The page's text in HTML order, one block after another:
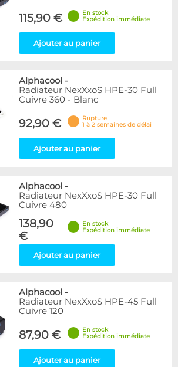
115,90 €
En stock
Expédition immédiate
Ajouter au panier
Alphacool -
Radiateur NexXxoS HPE-30 Full
Cuivre 360 - Blanc
92,90 €
Rupture
1 à 2 semaines de délai
Ajouter au panier
Alphacool -
Radiateur NexXxoS HPE-30 Full
Cuivre 480
138,90
€
En stock
Expédition immédiate
Ajouter au panier
Alphacool -
Radiateur NexXxoS HPE-45 Full
Cuivre 120
87,90 €
En stock
Expédition immédiate
Ajouter au panier